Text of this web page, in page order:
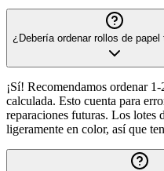
¿Debería ordenar rollos de
¡Sí! Recomendamos ordenar
calculada. Esto cuenta para
reparaciones futuras. Los lotes
ligeramente en color, así que